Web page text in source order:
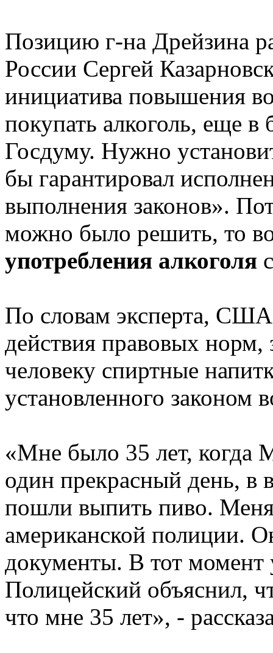
Позицию г-на Дрейзина
России Сергей
инициатива повышения
покупать алкоголь, еще
Госдуму. Нужно
бы гарантировал
выполнения законов».
можно было решить, то
употребления алкоголя
По словам эксперта,
действия правовых
человеку спиртные
установленного законом
«Мне было 35 лет,
один прекрасный день,
пошли выпить пиво. Меня
американской полиции.
документы. В тот момент
Полицейский объяснил,
что мне 35 лет», -